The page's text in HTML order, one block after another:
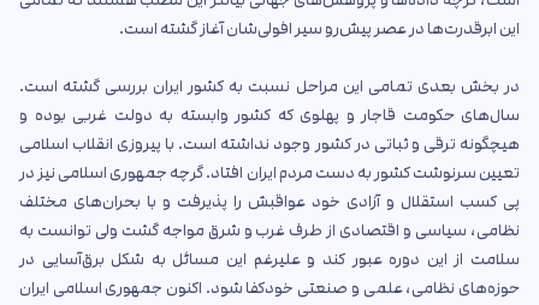
این ابرقدرت‌ها در عصر پیش‌رو سیر افولی‌شان آغاز گشته است.
در بخش بعدی تمامی این مراحل نسبت به کشور ایران بررسی گشته است.
سال‌های حکومت قاجار و پهلوی که کشور وابسته به دولت غربی بوده و
هیچگونه ترقی و ثباتی در کشور وجود نداشته است. با پیروزی انقلاب اسلامی
تعیین سرنوشت کشور به دست مردم ایران افتاد. گرچه جمهوری اسلامی نیز در
پی کسب استقلال و آزادی خود عواقبش را پذیرفت و با بحران‌های مختلف
نظامی، سیاسی و اقتصادی از طرف غرب و شرق مواجه گشت ولی توانست به
سلامت از این دوره عبور کند و علیرغم این مسائل به شکل برق‌آسایی در
حوزه‌های نظامی، علمی و صنعتی خودکفا شود. اکنون جمهوری اسلامی ایران